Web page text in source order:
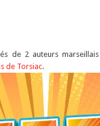
de 2 auteurs marseillais
de Torsiac.